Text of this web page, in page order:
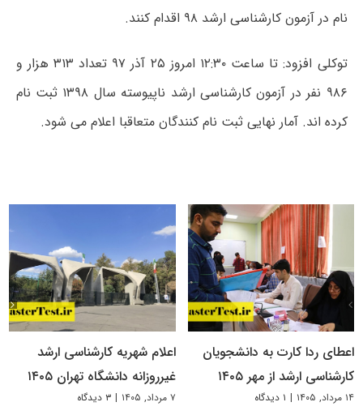
نام در آزمون کارشناسی ارشد ۹۸ اقدام کنند.
توکلی افزود: تا ساعت ۱۲:۳۰ امروز ۲۵ آذر ۹۷ تعداد ۳۱۳ هزار و
۹۸۶ نفر در آزمون کارشناسی ارشد ناپیوسته سال ۱۳۹۸ ثبت نام
کرده اند. آمار نهایی ثبت نام کنندگان متعاقبا اعلام می شود.
اعطای ردا کارت به دانشجویان
کارشناسی ارشد از مهر ۱۴۰۵
۱۴ مرداد, ۱۴۰۵ | ۱ دیدگاه
اعلام شهریه کارشناسی ارشد
غیرروزانه دانشگاه تهران ۱۴۰۵
۷ مرداد, ۱۴۰۵ | ۳ دیدگاه